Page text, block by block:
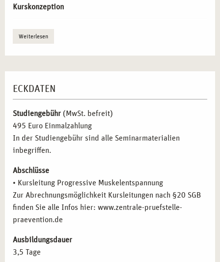
Diese Weiterbildung vermittelt umfassendes Wissen zur
Effekte von PME und deren Anwendungsmöglichkeiten.
Praktische Techniken zur Muskelentspannung
Muskelrelaxation für verschiedene Altersgruppen.
Aufbau und Anpassung von PME-Übungen
Techniken zur gezielten Stressbewältigung, individuell
zugeschnitten auf spezifische Zielgruppen.
von PME-Kursen für Gruppen oder Einzelpersonen unter
Berücksichtigung didaktischer Prinzipien.
Einsatzbereiche und Kombination mit anderen
Entspannungsverfahren– PME im Vergleich zu
Achtsamkeitstraining, Meditation und Atemtechniken
Kurskonzeption
Weiterlesen
ECKDATEN
Studiengebühr (MwSt. befreit)
495 Euro Einmalzahlung
In der Studiengebühr sind alle Seminarmaterialien
inbegriffen.
Abschlüsse
• Kursleitung Progressive Muskelentspannung
Zur Abrechnungsmöglichkeit Kursleitungen nach §20 SGB
finden Sie alle Infos hier: www.zentrale-pruefstelle-
praevention.de
Ausbildungsdauer
3,5 Tage